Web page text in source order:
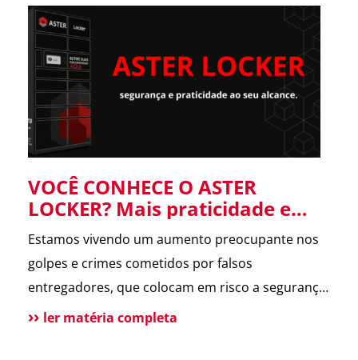
e contou com a participação da ASTER Sistemas
de Segurança, […]
VOCÊ CONHECE O ASTER
LOCKER? Mais praticidade e
segurança para suas entregas
no condomínio.
Estamos vivendo um aumento preocupante nos
golpes e crimes cometidos por falsos
entregadores, que colocam em risco a segurança
dos moradores e a rotina dos condomínios.
ler matéria completa